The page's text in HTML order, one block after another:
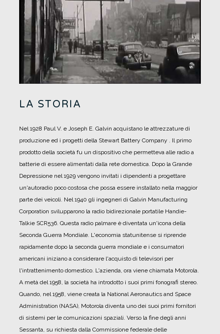
LA STORIA
Nel 1928 Paul V. e Joseph E. Galvin acquistano le attrezzature di
produzione ed i progetti della Stewart Battery Company . Il primo
prodotto della società fu un dispositivo che permetteva alle radio a
batterie di essere alimentati dalla rete domestica. Dopo la Grande
Depressione nel 1929 vengono invitati i dipendenti a progettare
un'autoradio poco costosa che possa essere installato nella maggior
parte dei veicoli. Nel 1940 gli ingegneri di Galvin Manufacturing
Corporation svilupparono la radio bidirezionale portatile Handie-
Talkie SCR536. Questa radio palmare è diventata un'icona della
Seconda Guerra Mondiale. L'economia statunitense si riprende
rapidamente dopo la seconda guerra mondiale e i consumatori
americani iniziano a considerare l'acquisto di televisori per
l'intrattenimento domestico. L'azienda, ora viene chiamata Motorola.
A metà del 1958, la società ha introdotto i suoi primi fonografi stereo.
Quando, nel 1958, viene creata la National Aeronautics and Space
Administration (NASA), Motorola diventa uno dei suoi primi fornitori
di sistemi per le comunicazioni spaziali. Verso la fine degli anni
Sessanta, su richiesta dalla Commissione federale delle